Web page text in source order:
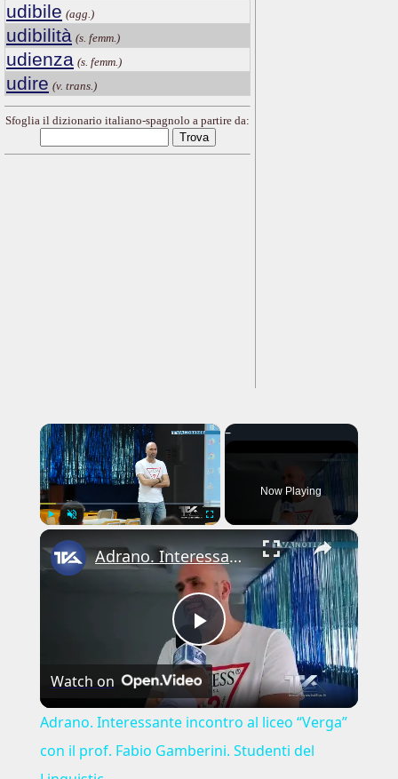
udibile (agg.)
udibilità (s. femm.)
udienza (s. femm.)
udire (v. trans.)
Sfoglia il dizionario italiano-spagnolo a partire da:
×
Now Playing
×
Play
Video
Adrano. Interessante incontro al liceo “Verga” con il prof. Fabio Gamberini. Studenti del Linguistic
Watch on
Adrano. Interessante incontro al liceo “Verga”
con il prof. Fabio Gamberini. Studenti del